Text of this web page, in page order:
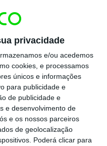
privacidade
e/ou acedemos
cookies, e processamos
únicos e informações
para publicidade e
de publicidade e
e desenvolvimento de
e os nossos parceiros
de geolocalização
Poderá clicar para
taxadas em
americanas de
da
von der Leyen, não
plenamente